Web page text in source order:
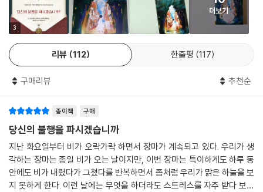
험을 다룬 판타지 소설이자, 상처 입고 지친 마음을 보듬는 힐링 소설이기
도 하며, 무엇보다 독자에게 희망과 용기를 건네는 성장 소설이라 할 수 있
다. 오랫동안 전 세계인의 사랑을 받는 생텍쥐페리의 『어린왕자』나 마테를
링크의 『파랑새』처럼, 동화 같으면서도 삶의 의미를 일깨워 주는 이야기에
된다.
모험과 판타지, 힐링, 성장이 결합된 소설의 형태는 저자의 독특한 삶의 이
력과도 연결되어 있다. 유영광 작가는 살면서 겪었던 아픔을 이야기로 치
유받으며 작가의 꿈을 키웠다고 말한다. 생계를 위해 음식 배달 일을 하며
지하철과 카페에서 틈틈이 이 소설을 썼지만, 그 과정이 너무나도 즐겁고
행복했다고 말한다. 살다 보면 누구나 상처를 입고 어려움을 겪게 된다. 하
지만 그 시간들을 잘 견뎌내면, 그저 흉터로만 남는 게 아니라 오히려 우리
3
더보기
리뷰 112 한줄평 117
구매리뷰 추천순
종이책 구매
당신의 불행을 파시겠습니까
지난 화요일부터 비가 오락가락 하면서 장마가 계속되고 있다. 우리가 생
각하는 장마는 종일 비가 오는 날이지만, 이번 장마는 특이하게도 하루 동
안에도 비가 내렸다가 그쳤다를 반복하면서 좀처럼 우리가 맑은 하늘을 보
지 못하게 한다. 이런 날에는 무엇을 하더라도 스트레스를 자주 받다 보니